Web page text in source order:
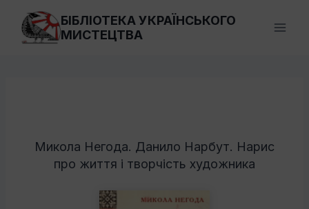
Перейти
вмісту
БІБЛІОТЕКА УКРАЇНСЬКОГО
МИСТЕЦТВА
Микола Негода. Данило Нарбут. Нарис
про життя і творчість художника